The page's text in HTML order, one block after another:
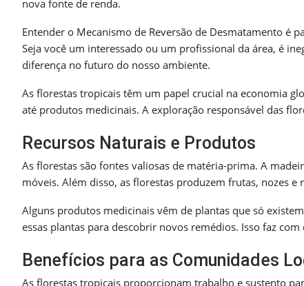
nova fonte de renda.
Entender o Mecanismo de Reversão de Desmatamento é
Seja você um interessado ou um profissional da área, é
diferença no futuro do nosso ambiente.
As florestas tropicais têm um papel crucial na economia
até produtos medicinais. A exploração responsável das
Recursos Naturais e Produtos
As florestas são fontes valiosas de matéria-prima. A
móveis. Além disso, as florestas produzem frutas, nozes e
Alguns produtos medicinais vêm de plantas que só
essas plantas para descobrir novos remédios. Isso faz
Benefícios para as Comunidades
As florestas tropicais proporcionam trabalho e sustento